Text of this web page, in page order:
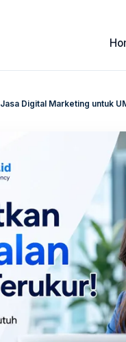
Jasa Digital Marketing untuk